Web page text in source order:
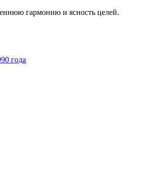
гармонию и ясность целей.
года